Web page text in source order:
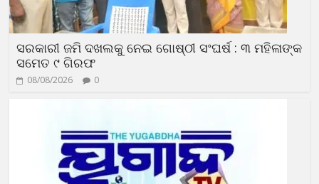
ସରକାରୀ ଜମି ଦଖଲକୁ ନେଇ ଗୋଷ୍ଠୀ ସଂଘର୍ଷ : ୩ ମହିଳାଙ୍କ
ସମେତ ୯ ଗିରଫ
08/08/2026 0